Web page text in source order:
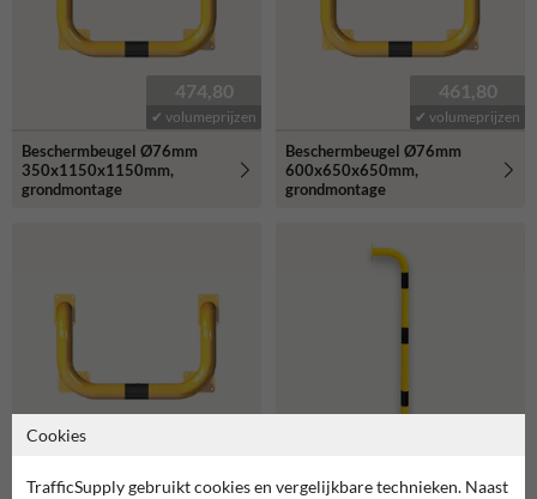
474,80
✔ volumeprijzen
Beschermbeugel Ø76mm
350x1150x1150mm,
grondmontage
461,80
✔ volumeprijzen
Beschermbeugel Ø76mm
600x650x650mm,
grondmontage
Beschermbeugel Ø76mm
Beschermbeugel,
Cookies
TrafficSupply gebruikt cookies en vergelijkbare technieken. Naast